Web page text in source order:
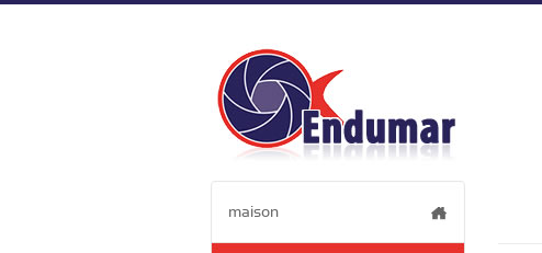
maison